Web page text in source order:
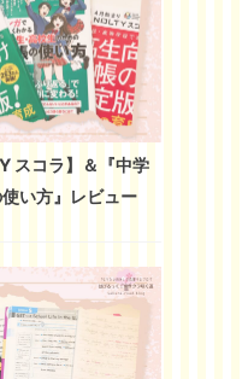
スコラ】＆『中学
い方』レビュー